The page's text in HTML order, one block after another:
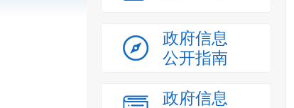
政府信息
公开指南
政府信息